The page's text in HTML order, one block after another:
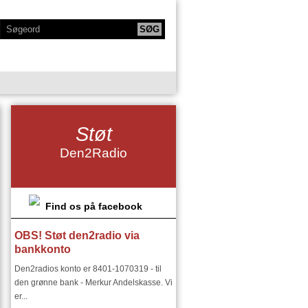
NY SERIE - BODYTALK
NY SERIE OM HAFNIA
KLANGKAMMERET
DEN2RADIO - SNART 18 ÅR
I ØSTEUROPA I 1900 TALLET
Støt
Den2Radio
Find os på facebook
OBS! Støt den2radio via
bankkonto
Den2radios konto er 8401-1070319 - til
den grønne bank - Merkur Andelskasse. Vi
er...